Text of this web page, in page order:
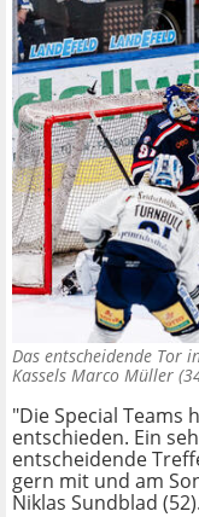
Das entscheidende Tor
Kassels Marco Müller
"Die Special Teams
entschieden. Ein
entscheidende
gern mit und am
Niklas Sundblad (52).